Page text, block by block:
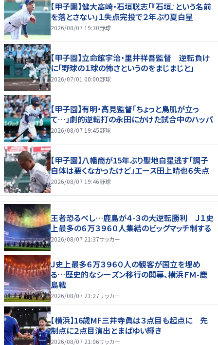
【甲子園】健大高崎・石垣聡志「『石垣』という名前
を落とさない」１失点完投で２年ぶり夏白星
2026/08/07 19:30野球
【甲子園】立命館宇治・里井祥吾監督 逆転負け
に「野球の１球の怖さというのをまじまじと」
2026/07/01 00:00野球
【甲子園】有明・高見監督「ちょっと鳥肌が立っ
て…」劇的逆転打の永田にかけた試合中のハッパ
2026/08/07 19:45野球
【甲子園】八幡商が15年ぶり聖地白星逃す「調子
自体は悪くなかったけど」エース田上晴也６失点
2026/08/07 19:46野球
王者恐るべし…鹿島が４-３の大逆転勝利 Ｊ１史
上最多の６万３９６０人集結のビッグマッチ制する
2026/08/07 21:37サッカー
Ｊ史上最多６万３９６０人の観客が国立を埋め
る…歴史的なシーズン移行の開幕、横浜ＦＭ-鹿
島戦
2026/08/07 21:27サッカー
【横浜】16歳MF三井寺眞は３点目も起点に 先
制点に２点目演出とまばゆい輝き
2026/08/07 21:06サッカー